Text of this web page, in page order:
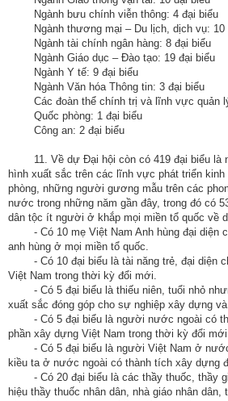
Ngành bưu chính viễn thông: 4 đại biểu
Ngành thương mại – Du lịch, dịch vụ: 10
Ngành tài chính ngân hàng: 8 đại biểu
Ngành Giáo dục – Đào tạo: 19 đại biểu
Ngành Y tế: 9 đại biểu
Ngành Văn hóa Thông tin: 3 đại biểu
Các đoàn thể chính trị và lĩnh vực quản
Quốc phòng: 1 đại biểu
Công an: 2 đại biểu
11. Về dự Đại hội còn có 419 đại biểu là
hình xuất sắc trên các lĩnh vực phát triển kinh
phòng, những người gương mẫu trên các
nước trong những năm gần đây, trong đó có
dân tộc ít người ở khắp mọi miền tổ quốc về
- Có 10 mẹ Việt Nam Anh hùng đại diện
anh hùng ở mọi miền tổ quốc.
- Có 10 đại biểu là tài năng trẻ, đại diện
Việt Nam trong thời kỳ đổi mới.
- Có 5 đại biểu là thiếu niên, tuổi nhỏ
xuất sắc đóng góp cho sự nghiệp xây dựng
- Có 5 đại biểu là người nước ngoài có
phần xây dựng Việt Nam trong thời kỳ đổi
- Có 5 đại biểu là người Việt Nam ở
kiều ta ở nước ngoài có thành tích xây dựng
- Có 20 đại biểu là các thầy thuốc, thầy
hiệu thầy thuốc nhân dân, nhà giáo nhân dân,